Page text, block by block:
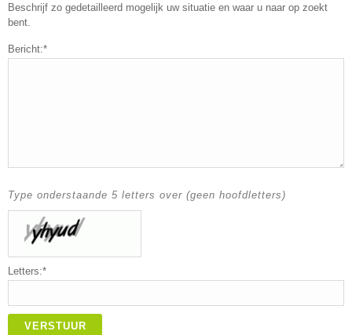
Beschrijf zo gedetailleerd mogelijk uw situatie en waar u naar op zoekt
bent.
Bericht:*
Type onderstaande 5 letters over (geen hoofdletters)
Letters:*
VERSTUUR